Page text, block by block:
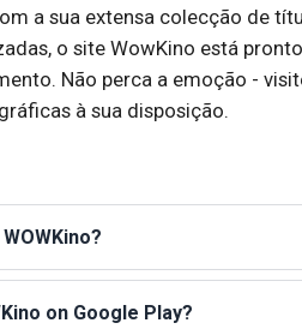
a sua extensa colecção de
o site WowKino está
Não perca a emoção -
à sua disposição.
on Google Play?